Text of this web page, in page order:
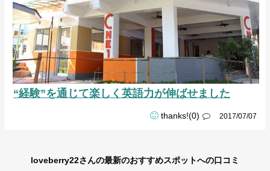
“経験”を通じて楽しく英語力が伸ばせました
thanks!(0) 2017/07/07
loveberry22さんの最新のおすすめスポットへの口コミ